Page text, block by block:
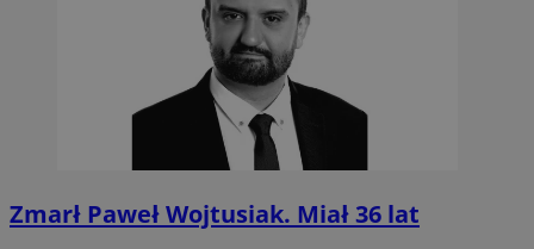
Zmarł Paweł Wojtusiak. Miał 36 lat